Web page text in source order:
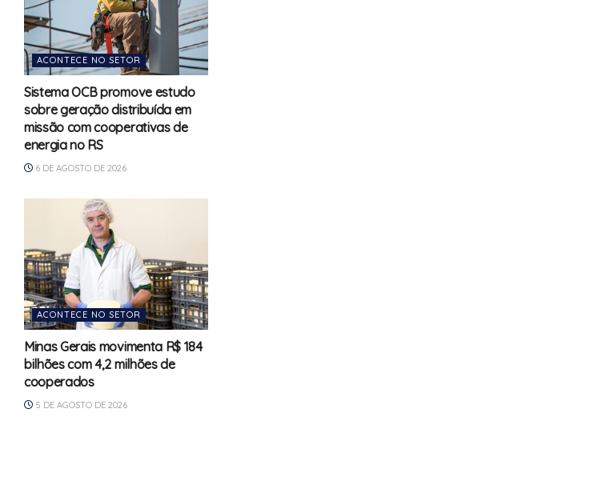
ACONTECE NO SETOR
Sistema OCB promove estudo
sobre geração distribuída em
missão com cooperativas de
energia no RS
6 DE AGOSTO DE 2026
ACONTECE NO SETOR
Minas Gerais movimenta R$ 184
bilhões com 4,2 milhões de
cooperados
5 DE AGOSTO DE 2026